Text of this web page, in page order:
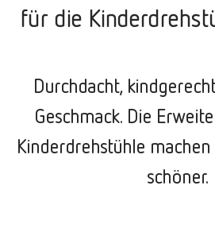
für die
Durchdacht,
Geschmack. Die
Kinderdrehstühle
schöner.